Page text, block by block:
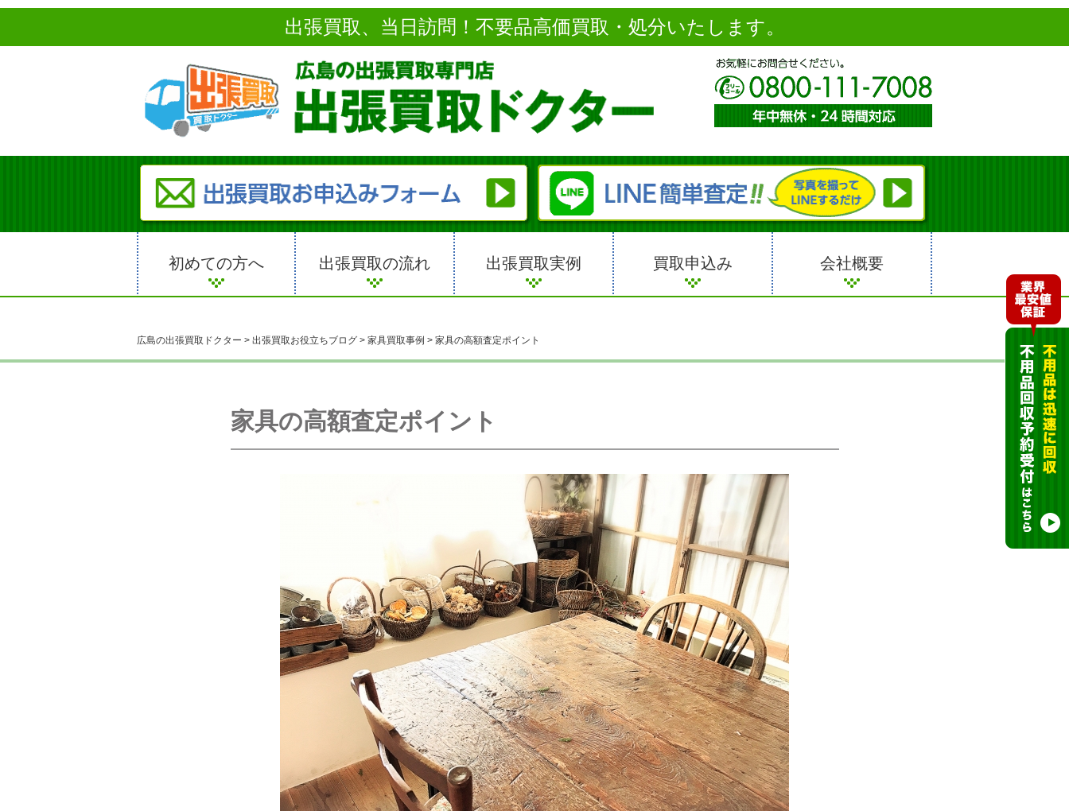
出張買取、当日訪問！不要品高価買取・処分いたします。
初めての方へ 出張買取の流れ 出張買取実例 買取申込み 会社概要
広島の出張買取ドクター > 出張買取お役立ちブログ > 家具買取事例 > 家具の高額査定ポイント
家具の高額査定ポイント